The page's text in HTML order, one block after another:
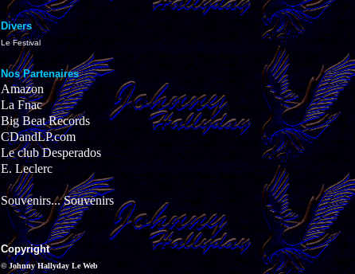
Divers
Le Festival
Nos Partenaires
Amazon
La Fnac
Big Beat Records
CDandLP.com
Le club Desperados
E. Leclerc
Souvenirs... Souvenirs
Copyright
© Johnny Hallyday Le Web